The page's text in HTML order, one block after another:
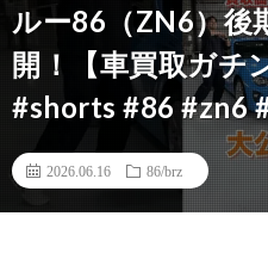
ルー86（ZN6）後
開！【車買取ガチ
#shorts #86 #zn6
2026.06.16 86/brz